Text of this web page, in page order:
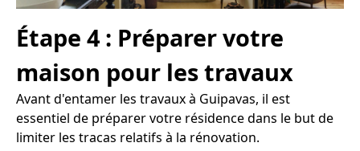
Étape 4 : Préparer votre
maison pour les travaux
Avant d'entamer les travaux à Guipavas, il est
essentiel de préparer votre résidence dans le but de
limiter les tracas relatifs à la rénovation.